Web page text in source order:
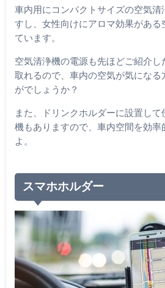
車内用にコンパクトサイズの空気清
すし、女性向けにアロマ効果があ
ています。
空気清浄機の電源も先ほどご紹介し
取れるので、車内の空気が気にな
がでしょうか？
また、ドリンクホルダーに設置し
機もありますので、車内空間を効率
よ。
スマホホルダー